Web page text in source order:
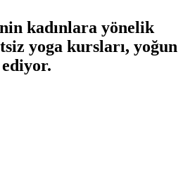
kadınlara yönelik
yoga kursları, yoğun